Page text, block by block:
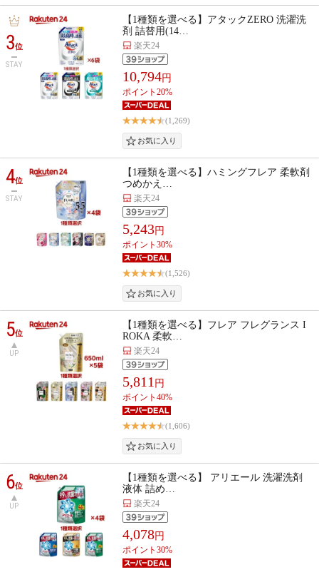
3位
STAY
【1種類を選べる】アタックZERO 洗濯洗
剤 詰替用(14…
楽天24
10,794円
ポイント20%
(1,269)
4位
STAY
【1種類を選べる】ハミングフレア 柔軟剤
つめかえ…
楽天24
5,243円
ポイント30%
(1,526)
5位
UP
【1種類を選べる】フレア フレグランス I
ROKA 柔軟…
楽天24
5,811 円
ポイント40%
(1,606)
6位
UP
【1種類を選べる】 アリエール 洗濯洗剤
液体 詰め…
楽天24
4,078円
ポイント30%